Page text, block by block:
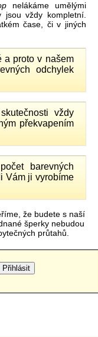
nelákáme umělými
jsou vždy kompletní.
čase, či v jiných
a proto v našem
odchylek
vždy
překvapením
barevných
Vám ji vyrobíme
že budete s naší
šperky nebudou
průtahů.